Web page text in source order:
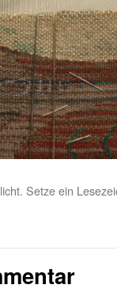
Setze ein